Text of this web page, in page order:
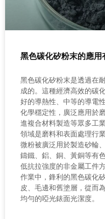
黑色碳化矽粉末的應用
黑色碳化矽粉末是透過在
成的。這種經濟高效的碳
好的導熱性、中等的導電
化學穩定性，廣泛應用於
進複合材料製造等眾多工
領域是磨料和表面處理行
微粉被廣泛用於製造砂輪
鑄鐵、鋁、銅、黃銅等有
低抗拉強度的非金屬工件
作業中，鋒利的黑色碳化
皮、毛邊和舊塗層，從而
均勻的啞光錶面光潔度。